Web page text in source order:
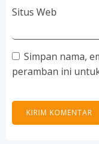
Situs Web
Simpan nama,
peramban ini